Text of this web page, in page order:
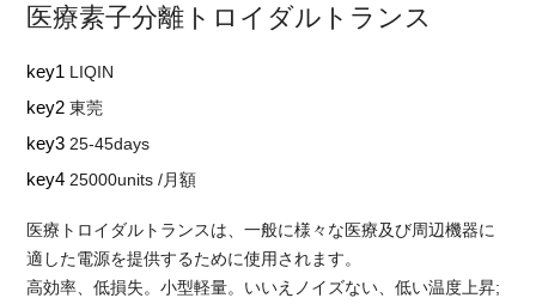
医療素子分離トロイダルトランス
key1 LIQIN
key2東莞
key3 25-45days
key4 25000units /月額
医療トロイダルトランスは、一般に様々な医療及び周辺機器に
適した電源を提供するために使用されます。
高効率、低損失。小型軽量。いいえノイズない、低い温度上昇;